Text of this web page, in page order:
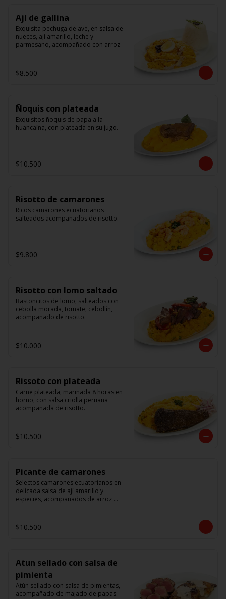
Ají de gallina
Exquisita pechuga de ave, en salsa de
nueces, ají amarillo, leche y
parmesano, acompañado con arroz
$8.500
Ñoquis con plateada
Exquisitos ñoquis de papa a la
huancaína, con plateada en su jugo.
$10.500
Risotto de camarones
Ricos camarones ecuatorianos
salteados acompañados de risotto.
$9.800
Risotto con lomo saltado
Bastoncitos de lomo, salteados con
cebolla morada, tomate, cebollín,
acompañado de risotto.
$10.000
Rissoto con plateada
Carne plateada, marinada 8 horas en
horno, con salsa criolla peruana
acompañada de risotto.
$10.500
Picante de camarones
Selectos camarones ecuatorianos en
delicada salsa de ají amarillo y
especies, acompañados de arroz
$10.500
Atun sellado con salsa de
pimienta
Atún sellado con salsa de pimientas,
acompañado de majado de papas.